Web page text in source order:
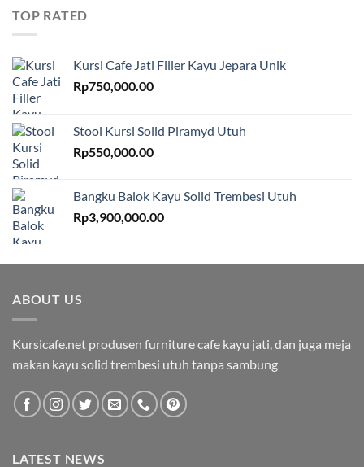
TOP RATED
Kursi Cafe Jati Filler Kayu Jepara Unik
Rp750,000.00
Stool Kursi Solid Piramyd Utuh
Rp550,000.00
Bangku Balok Kayu Solid Trembesi Utuh
Rp3,900,000.00
ABOUT US
Kursicafe.net produsen furniture cafe kayu jati, dan juga meja
makan kayu solid trembesi utuh tanpa sambung
LATEST NEWS